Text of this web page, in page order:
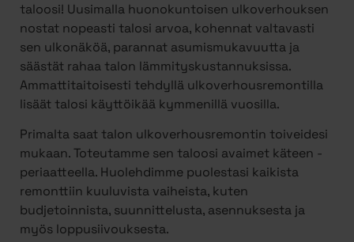
taloosi! Uusimalla huonokuntoisen ulkoverhouksen
nostat nopeasti talosi arvoa, kohennat valtavasti
sen ulkonäköä, parannat asumismukavuutta ja
säästät rahaa talon lämmityskustannuksissa.
Ammattitaitoisesti tehdyllä ulkoverhousremontilla
lisäät talosi käyttöikää kymmenillä vuosilla.
Primalta saat talon ulkoverhousremontin toiveidesi
mukaan. Toteutamme sen taloosi avaimet käteen -
periaatteella. Huolehdimme puolestasi kaikista
remonttiin kuuluvista vaiheista, kuten
budjetoinnista, suunnittelusta, asennuksesta ja
myös loppusiivouksesta.